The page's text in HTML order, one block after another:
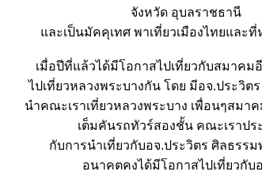
จังหวัด อุบลราชธานี
ละเป็นมัคคุเทศ พาเที่ยวเมืองไทยและที่
เมื่อปีที่แล้วได้มีโอกาสไปเที่ยวกับสมาคม
ไปเที่ยวหลวงพระบางกัน โดย มีอจ.ประวิต
นำคณะเราเที่ยวหลวงพระบาง เพื่อนๆสมา
เต็มคันรถทัวร์สองชั้น คณะเราปร
กับการนำเที่ยวกับอจ.ประวิตร ศิลธรรม
อนาคตคงได้มีโอกาสไปเที่ยวกับ